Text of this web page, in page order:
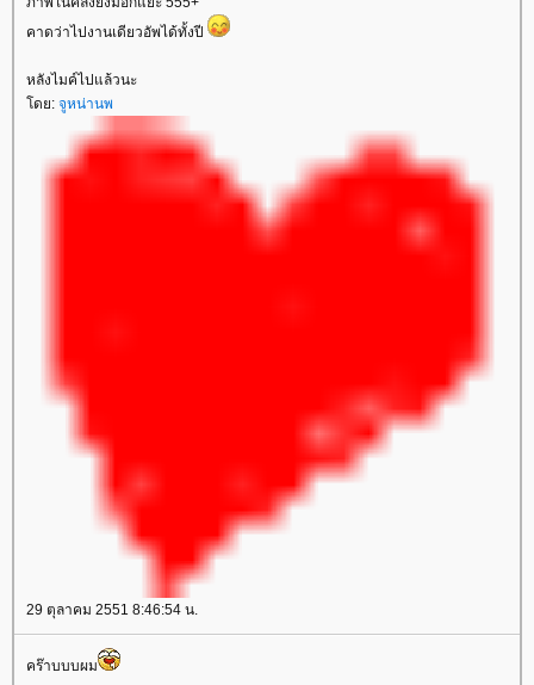
คาดว่าไปงานเดียวอัพได้ทั้งปี
หลังไมค์ไปแล้วนะ
ดย: จูหน่านพ
29 ตุลาคม 2551 8:46:54 น.
คร๊าบบบผม